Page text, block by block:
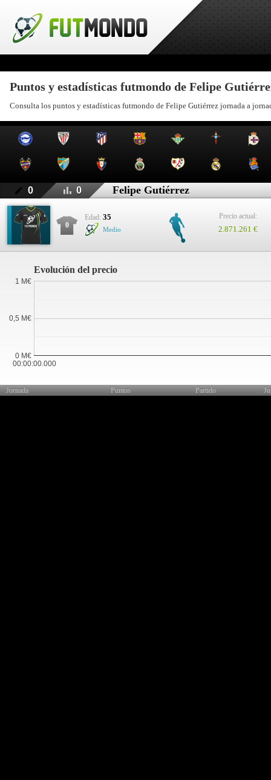
Puntos y estadísticas futmondo de Felipe
Consulta los puntos y estadísticas futmondo de Felipe Gutiérrez jornada a
0 0 Felipe Gutiérrez
0
Edad: 35
Medio
Precio actual:
2.871.261 €
Evolución del precio
00:00:00.000
0 M€
0,5 M€
1 M€
Jornada Puntos Partido